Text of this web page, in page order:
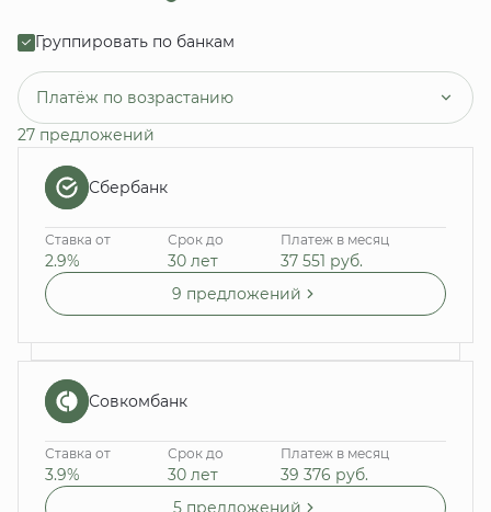
Группировать по банкам
Платёж по возрастанию
27 предложений
Сбербанк
Ставка от
2.9%
Срок до
30 лет
Платеж в месяц
37 551 руб.
9 предложений
Совкомбанк
Ставка от
3.9%
Срок до
30 лет
Платеж в месяц
39 376 руб.
5 предложений